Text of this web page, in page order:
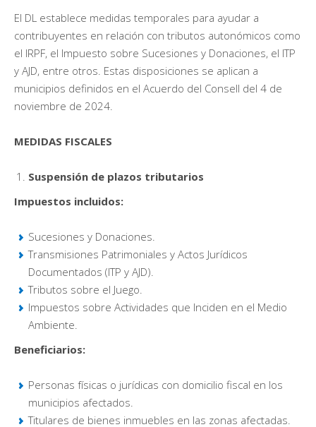
El DL establece medidas temporales para ayudar a
contribuyentes en relación con tributos autonómicos como
el IRPF, el Impuesto sobre Sucesiones y Donaciones, el ITP
y AJD, entre otros. Estas disposiciones se aplican a
municipios definidos en el Acuerdo del Consell del 4 de
noviembre de 2024.
MEDIDAS FISCALES
Suspensión de plazos tributarios
Impuestos incluidos:
Sucesiones y Donaciones.
Transmisiones Patrimoniales y Actos Jurídicos
Documentados (ITP y AJD).
Tributos sobre el Juego.
Impuestos sobre Actividades que Inciden en el Medio
Ambiente.
Beneficiarios:
Personas físicas o jurídicas con domicilio fiscal en los
municipios afectados.
Titulares de bienes inmuebles en las zonas afectadas.